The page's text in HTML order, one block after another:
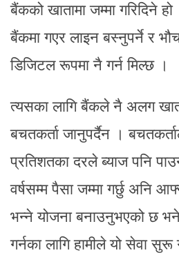
बैंकको खातामा जम्मा गरिदिने
बैंकमा गएर लाइन बस्नुपर्ने र
डिजिटल रूपमा नै गर्न मिल्छ ।
त्यसका लागि बैंकले नै अलग
बचतकर्ता जानुपर्दैन ।
प्रतिशतका दरले ब्याज पनि
वर्षसम्म पैसा जम्मा गर्छु अनि
भन्ने योजना बनाउनुभएको छ
गर्नका लागि हामीले यो सेवा सुरू